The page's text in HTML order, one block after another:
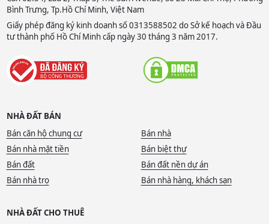
Bình Trưng, Tp.Hồ Chí Minh, Việt Nam
Giấy phép đăng ký kinh doanh số 0313588502 do Sở kế hoạch và Đầu
tư thành phố Hồ Chí Minh cấp ngày 30 tháng 3 năm 2017.
NHÀ ĐẤT BÁN
Bán căn hộ chung cư
Bán nhà
Bán nhà mặt tiền
Bán biệt thự
Bán đất
Bán đất nền dự án
Bán nhà trọ
Bán nhà hàng, khách sạn
NHÀ ĐẤT CHO THUÊ